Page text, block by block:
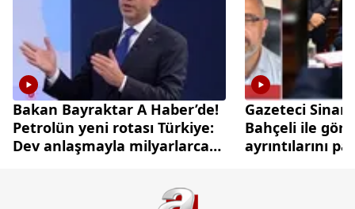
Bakan Bayraktar A Haber’de!
Petrolün yeni rotası Türkiye:
Dev anlaşmayla milyarlarca
Gazeteci
Bahçeli ile
ayrıntılarını